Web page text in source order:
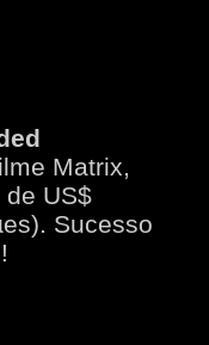
Matrix,
US$
Sucesso